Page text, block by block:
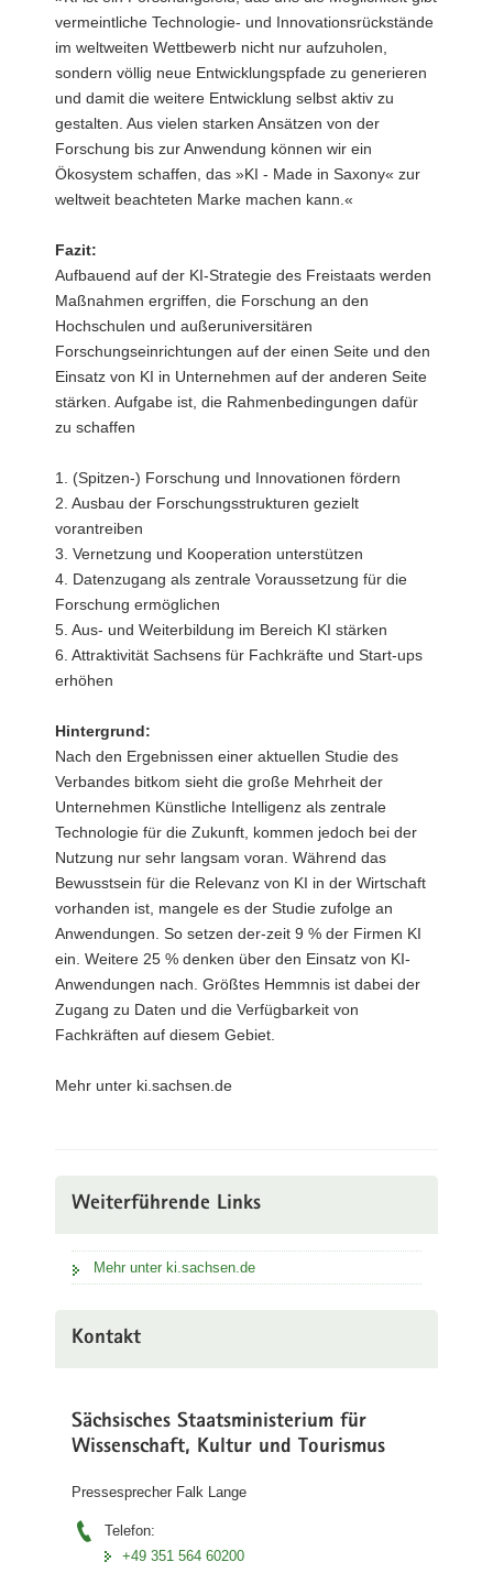
vermeintliche Technologie- und Innovationsrückstände
im weltweiten Wettbewerb nicht nur aufzuholen,
sondern völlig neue Entwicklungspfade zu generieren
und damit die weitere Entwicklung selbst aktiv zu
gestalten. Aus vielen starken Ansätzen von der
Forschung bis zur Anwendung können wir ein
Ökosystem schaffen, das »KI - Made in Saxony« zur
weltweit beachteten Marke machen kann.«
Fazit:
Aufbauend auf der KI-Strategie des Freistaats werden
Maßnahmen ergriffen, die Forschung an den
Hochschulen und außeruniversitären
Forschungseinrichtungen auf der einen Seite und den
Einsatz von KI in Unternehmen auf der anderen Seite
stärken. Aufgabe ist, die Rahmenbedingungen dafür
zu schaffen
1. (Spitzen-) Forschung und Innovationen fördern
2. Ausbau der Forschungsstrukturen gezielt
vorantreiben
3. Vernetzung und Kooperation unterstützen
4. Datenzugang als zentrale Voraussetzung für die
Forschung ermöglichen
5. Aus- und Weiterbildung im Bereich KI stärken
6. Attraktivität Sachsens für Fachkräfte und Start-ups
erhöhen
Hintergrund:
Nach den Ergebnissen einer aktuellen Studie des
Verbandes bitkom sieht die große Mehrheit der
Unternehmen Künstliche Intelligenz als zentrale
Technologie für die Zukunft, kommen jedoch bei der
Nutzung nur sehr langsam voran. Während das
Bewusstsein für die Relevanz von KI in der Wirtschaft
vorhanden ist, mangele es der Studie zufolge an
Anwendungen. So setzen der-zeit 9 % der Firmen KI
ein. Weitere 25 % denken über den Einsatz von KI-
Anwendungen nach. Größtes Hemmnis ist dabei der
Zugang zu Daten und die Verfügbarkeit von
Fachkräften auf diesem Gebiet.
Mehr unter ki.sachsen.de
Weiterführende Links
Mehr unter ki.sachsen.de
Kontakt
Sächsisches Staatsministerium für
Wissenschaft, Kultur und Tourismus
Pressesprecher Falk Lange
Telefon:
+49 351 564 60200